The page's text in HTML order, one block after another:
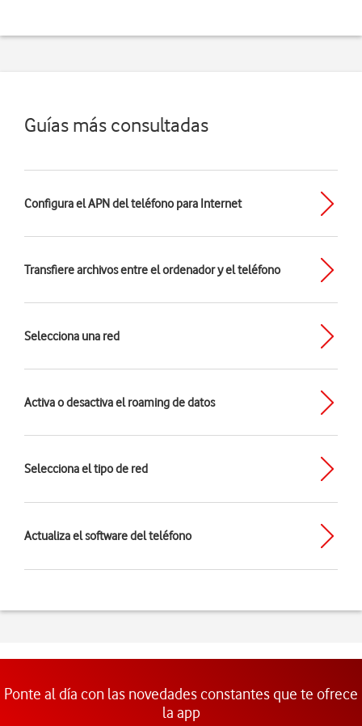
Guías más consultadas
Configura el APN del teléfono para Internet
Transfiere archivos entre el ordenador y el teléfono
Selecciona una red
Activa o desactiva el roaming de datos
Selecciona el tipo de red
Actualiza el software del teléfono
Ponte al día con las novedades constantes que te ofrece
la app